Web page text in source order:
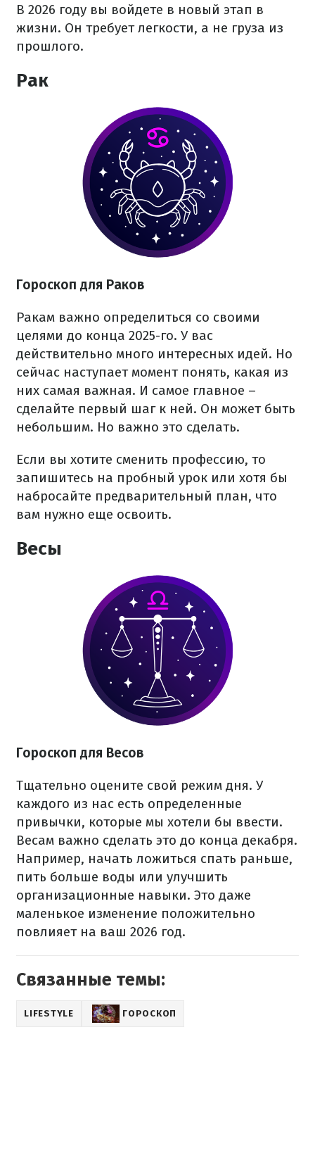
В 2026 году вы войдете в новый этап в
жизни. Он требует легкости, а не груза из
прошлого.
Рак
Гороскоп для Раков
Ракам важно определиться со своими
целями до конца 2025-го. У вас
действительно много интересных идей. Но
сейчас наступает момент понять, какая из
них самая важная. И самое главное –
сделайте первый шаг к ней. Он может быть
небольшим. Но важно это сделать.
Если вы хотите сменить профессию, то
запишитесь на пробный урок или хотя бы
набросайте предварительный план, что
вам нужно еще освоить.
Весы
Гороскоп для Весов
Тщательно оцените свой режим дня. У
каждого из нас есть определенные
привычки, которые мы хотели бы ввести.
Весам важно сделать это до конца декабря.
Например, начать ложиться спать раньше,
пить больше воды или улучшить
организационные навыки. Это даже
маленькое изменение положительно
повлияет на ваш 2026 год.
Связанные темы:
LIFESTYLE ГОРОСКОП